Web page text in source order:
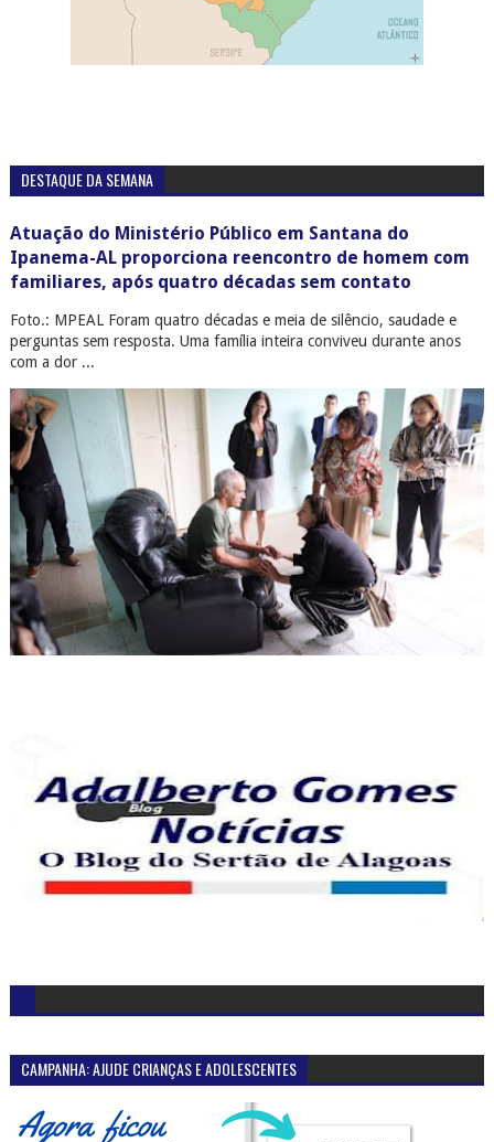
DESTAQUE DA SEMANA
Atuação do Ministério Público em Santana do
Ipanema-AL proporciona reencontro de homem com
familiares, após quatro décadas sem contato
Foto.: MPEAL Foram quatro décadas e meia de silêncio, saudade e
perguntas sem resposta. Uma família inteira conviveu durante anos
com a dor ...
CAMPANHA: AJUDE CRIANÇAS E ADOLESCENTES